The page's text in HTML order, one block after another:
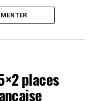
accompagnant Claude
places